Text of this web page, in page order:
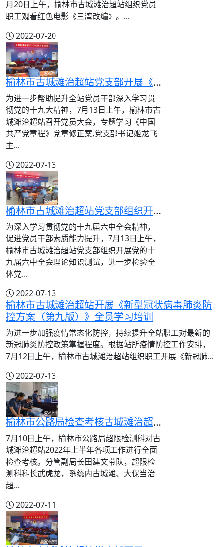
月20日上午，榆林市古城滩治超站组织党员
职工观看红色电影《三湾改编》。...
2022-07-20
榆林市古城滩治超站党支部开展《中国共产党章程》党章修正案专题学习
为进一步帮助提升全站党员干部深入学习贯
彻党的十九大精神，7月13日上午，榆林市古
城滩治超站召开党员大会，专题学习《中国
共产党章程》党章修正案,党支部书记姬龙飞
主...
2022-07-13
榆林市古城滩治超站党支部组织开展党的十九届六中全会知识测试
为深入学习贯彻党的十九届六中全会精神，
促进党员干部素质能力提升，7月13日上午，
榆林市古城滩治超站党支部组织开展党的十
九届六中全会理论知识测试，进一步检验全
体党...
2022-07-13
榆林市古城滩治超站开展《新型冠状病毒肺炎防
控方案（第九版）》全员学习培训
为进一步加强疫情常态化防控，持续提升全站职工对最新的
新冠肺炎防控政策掌握程度。根据站所疫情防控工作安排，
7月12日上午，榆林市古城滩治超站组织职工开展《新冠肺...
2022-07-13
榆林市公路局检查考核古城滩治超站上半年各项工作
7月10日上午，榆林市公路局超限检测科对古
城滩治超站2022年上半年各项工作进行全面
检查考核。分管副局长田建文带队，超限检
测科科长武虎龙，系统内古城滩、大保当治
超...
2022-07-11